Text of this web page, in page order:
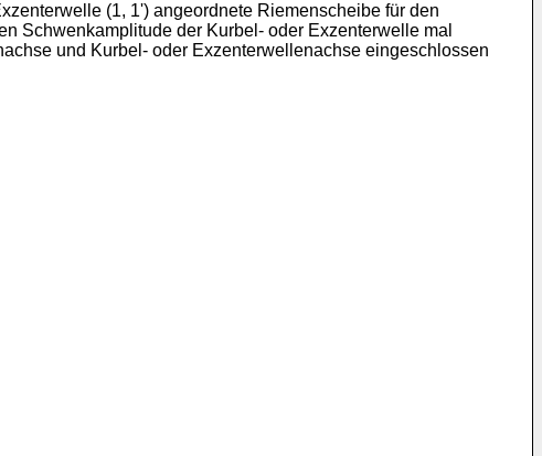
(1, 1ʹ) angeordnete Riemenscheibe für den
Schwenkamplitude der Kurbel- oder Exzenterwelle mal
und Kurbel- oder Exzenterwellen­achse eingeschlossen